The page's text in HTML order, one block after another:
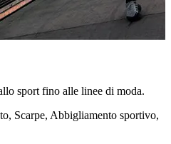
sport fino alle linee di moda.
Scarpe, Abbigliamento sportivo,